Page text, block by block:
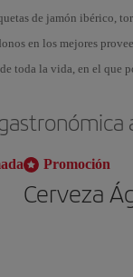
de jamón ibérico,
en los mejores
toda la vida, en el que
Promoción
Cerveza